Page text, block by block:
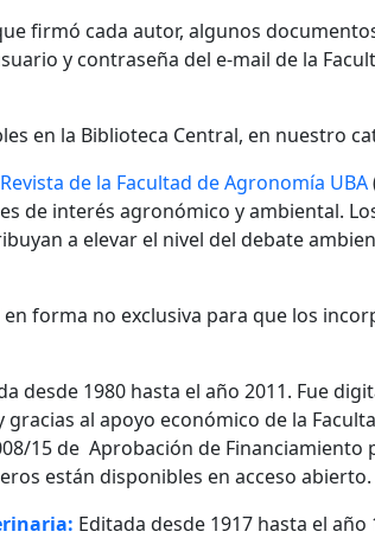
firmó cada autor, algunos
y contraseña del e-mail de la
en la Biblioteca Central, en nuestro
Revista de la Facultad de Agronomía UBA
de interés agronómico y ambiental.
a elevar el nivel del debate
forma no exclusiva para que los
desde 1980 hasta el año 2011. Fue
al apoyo económico de la
15 de Aprobación de
están disponibles en acceso abierto.
Editada desde 1917 hasta el